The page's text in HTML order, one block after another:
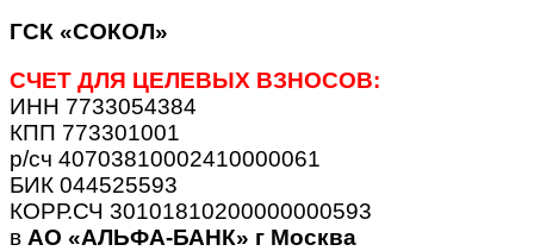
ГСК «СОКОЛ»
СЧЕТ ДЛЯ ЦЕЛЕВЫХ ВЗНОСОВ:
ИНН 7733054384
КПП 773301001
р/сч 40703810002410000061
БИК 044525593
КОРР.СЧ 30101810200000000593
в АО «АЛЬФА-БАНК» г Москва